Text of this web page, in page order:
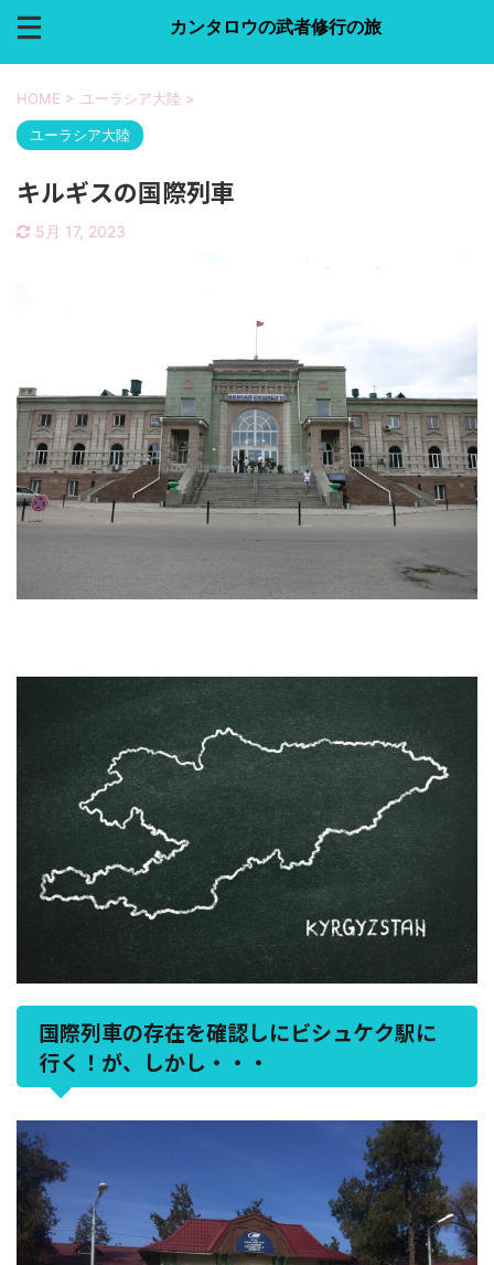
カンタロウの武者修行の旅
HOME > ユーラシア大陸 >
ユーラシア大陸
キルギスの国際列車
5月 17, 2023
国際列車の存在を確認しにビシュケク駅に
行く！が、しかし・・・